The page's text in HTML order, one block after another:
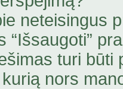
neteisingus
“Išsaugoti”
turi būti
nors